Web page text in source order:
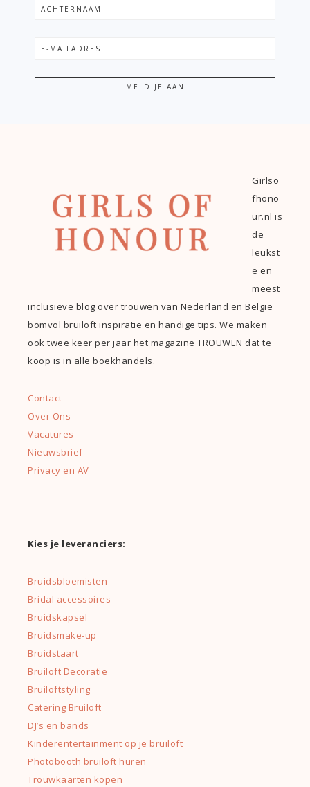
Girlso
fhono
ur.nl is
de
leukst
e en
meest
inclusieve blog over trouwen van Nederland en België
bomvol bruiloft inspiratie en handige tips. We maken
ook twee keer per jaar het magazine TROUWEN dat te
koop is in alle boekhandels.
Contact
Over Ons
Vacatures
Nieuwsbrief
Privacy en AV
Kies je leveranciers:
Bruidsbloemisten
Bridal accessoires
Bruidskapsel
Bruidsmake-up
Bruidstaart
Bruiloft Decoratie
Bruiloftstyling
Catering Bruiloft
DJ’s en bands
Kinderentertainment op je bruiloft
Photobooth bruiloft huren
Trouwkaarten kopen